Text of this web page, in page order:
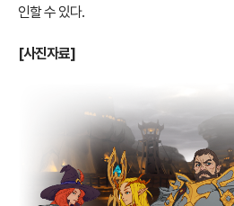
인할 수 있다.
[사진자료]